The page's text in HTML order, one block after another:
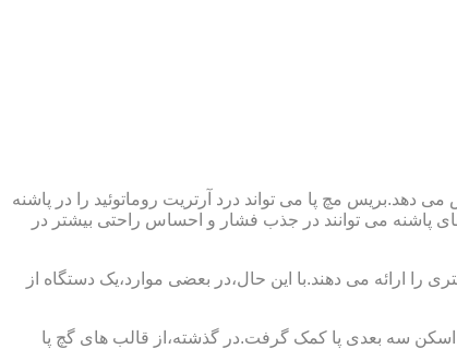
مچ پا می تواند درد آرتریت روماتوئید را در پاشنه
پاشنه می توانند در جذب فشار و احساس راحتی بیشتر در
را ارائه می دهند.با این حال،در بعضی موارد،یک دستگاه از
اسکن سه بعدی پا کمک گرفت.در گذشته،از قالب های گچ پا